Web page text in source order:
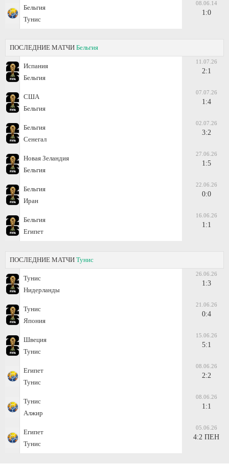
Бельгия
Тунис
08.06.14
1:0
ПОСЛЕДНИЕ МАТЧИ Бельгия
Испания
Бельгия
11.07.26
2:1
США
Бельгия
07.07.26
1:4
Бельгия
Сенегал
02.07.26
3:2
Новая Зеландия
Бельгия
27.06.26
1:5
Бельгия
Иран
22.06.26
0:0
Бельгия
Египет
16.06.26
1:1
ПОСЛЕДНИЕ МАТЧИ Тунис
Тунис
Нидерланды
26.06.26
1:3
Тунис
Япония
21.06.26
0:4
Швеция
Тунис
15.06.26
5:1
Египет
Тунис
08.06.26
2:2
Тунис
Алжир
08.06.26
1:1
Египет
Тунис
05.06.26
4:2 ПЕН